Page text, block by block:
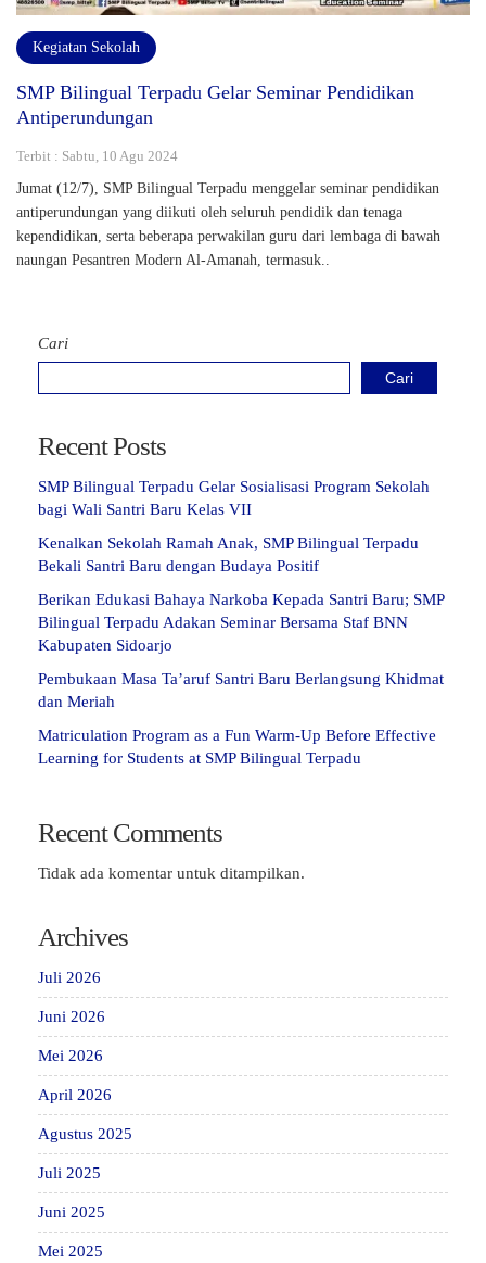
Kegiatan Sekolah
SMP Bilingual Terpadu Gelar Seminar Pendidikan
Antiperundungan
Terbit : Sabtu, 10 Agu 2024
Jumat (12/7), SMP Bilingual Terpadu menggelar seminar pendidikan
antiperundungan yang diikuti oleh seluruh pendidik dan tenaga
kependidikan, serta beberapa perwakilan guru dari lembaga di bawah
naungan Pesantren Modern Al-Amanah, termasuk..
Cari
Cari
Recent Posts
SMP Bilingual Terpadu Gelar Sosialisasi Program Sekolah
bagi Wali Santri Baru Kelas VII
Kenalkan Sekolah Ramah Anak, SMP Bilingual Terpadu
Bekali Santri Baru dengan Budaya Positif
Berikan Edukasi Bahaya Narkoba Kepada Santri Baru; SMP
Bilingual Terpadu Adakan Seminar Bersama Staf BNN
Kabupaten Sidoarjo
Pembukaan Masa Ta’aruf Santri Baru Berlangsung Khidmat
dan Meriah
Matriculation Program as a Fun Warm-Up Before Effective
Learning for Students at SMP Bilingual Terpadu
Recent Comments
Tidak ada komentar untuk ditampilkan.
Archives
Juli 2026
Juni 2026
Mei 2026
April 2026
Agustus 2025
Juli 2025
Juni 2025
Mei 2025